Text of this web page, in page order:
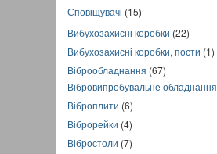
Сповіщувачі (15)
Вибухозахисні коробки (22)
Вибухозахисні коробки, пости (1)
Віброобладнання (67)
Вібровипробувальне обладнання
Віброплити (6)
Віброрейки (4)
Вібростоли (7)